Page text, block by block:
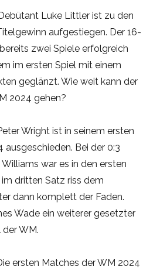
Luke Littler ist zu den
aufgestiegen. Der 16-
zwei Spiele erfolgreich
im ersten Spiel mit einem
geglänzt. Wie weit kann der
2024 gehen?
Wright ist in seinem ersten
ausgeschieden. Bei der 0:3
war es in den ersten
dritten Satz riss dem
dann komplett der Faden.
Wade ein weiterer gesetzter
WM.
ersten Matches der WM 2024